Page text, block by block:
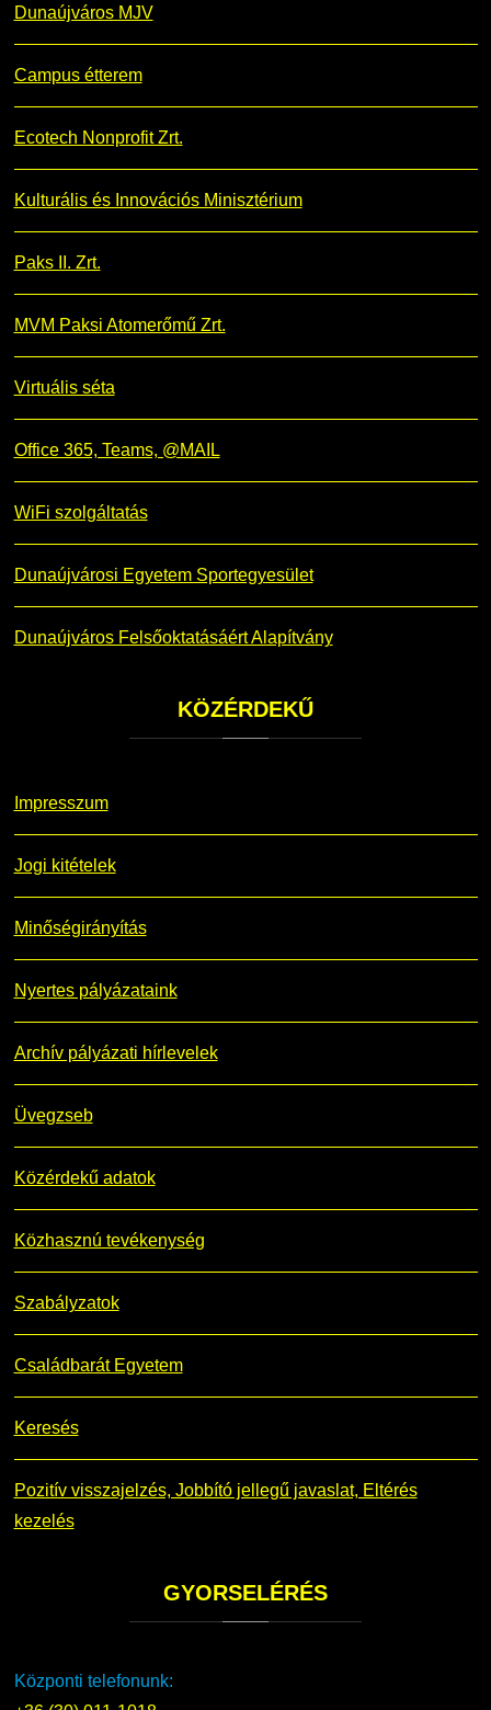
Dunaújváros MJV
Campus étterem
Ecotech Nonprofit Zrt.
Kulturális és Innovációs Minisztérium
Paks II. Zrt.
MVM Paksi Atomerőmű Zrt.
Virtuális séta
Office 365, Teams, @MAIL
WiFi szolgáltatás
Dunaújvárosi Egyetem Sportegyesület
Dunaújváros Felsőoktatásáért Alapítvány
KÖZÉRDEKŰ
Impresszum
Jogi kitételek
Minőségirányítás
Nyertes pályázataink
Archív pályázati hírlevelek
Üvegzseb
Közérdekű adatok
Közhasznú tevékenység
Szabályzatok
Családbarát Egyetem
Keresés
Pozitív visszajelzés, Jobbító jellegű javaslat, Eltérés
kezelés
GYORSELÉRÉS
Központi telefonunk: